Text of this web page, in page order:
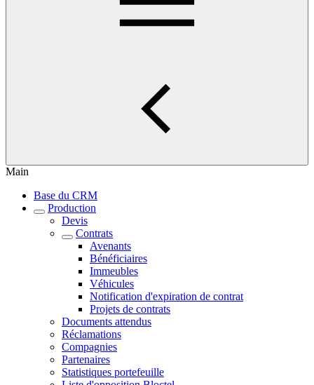
Main
Base du CRM
Production
Devis
Contrats
Avenants
Bénéficiaires
Immeubles
Véhicules
Notification d'expiration de contrat
Projets de contrats
Documents attendus
Réclamations
Compagnies
Partenaires
Statistiques portefeuille